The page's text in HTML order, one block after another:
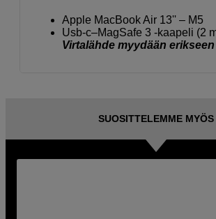
Apple MacBook Air 13'' – M5
Usb-c–MagSafe 3 -kaapeli (2
Virtalähde myydään erikseen
SUOSITTELEMME MYÖS